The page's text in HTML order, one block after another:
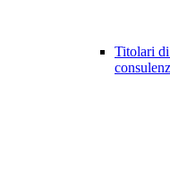
Titolari